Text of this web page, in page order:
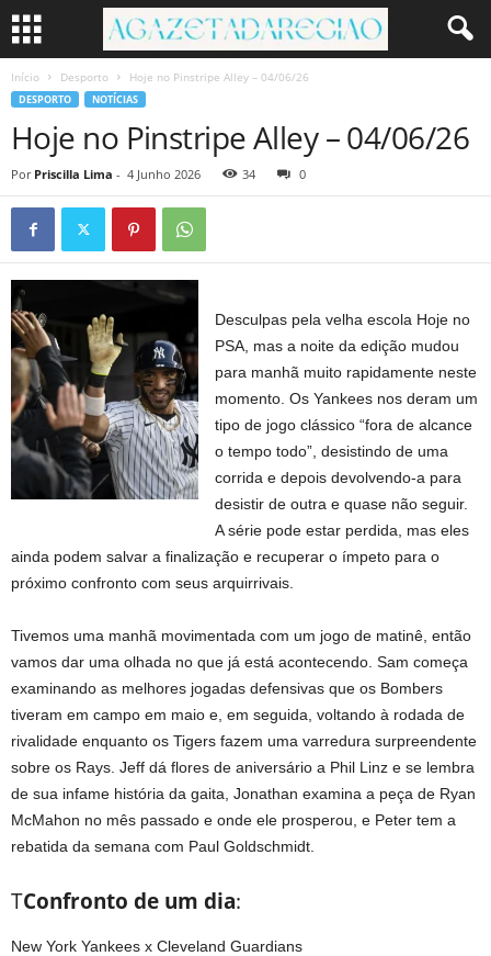
Início Desporto Hoje no Pinstripe Alley – 04/06/26
DESPORTO NOTÍCIAS
Hoje no Pinstripe Alley – 04/06/26
Por Priscilla Lima - 4 Junho 2026 34 0
Desculpas pela velha escola Hoje no
PSA, mas a noite da edição mudou
para manhã muito rapidamente neste
momento. Os Yankees nos deram um
tipo de jogo clássico “fora de alcance
o tempo todo”, desistindo de uma
corrida e depois devolvendo-a para
desistir de outra e quase não seguir.
A série pode estar perdida, mas eles
ainda podem salvar a finalização e recuperar o ímpeto para o
próximo confronto com seus arquirrivais.
Tivemos uma manhã movimentada com um jogo de matinê, então
vamos dar uma olhada no que já está acontecendo. Sam começa
examinando as melhores jogadas defensivas que os Bombers
tiveram em campo em maio e, em seguida, voltando à rodada de
rivalidade enquanto os Tigers fazem uma varredura surpreendente
sobre os Rays. Jeff dá flores de aniversário a Phil Linz e se lembra
de sua infame história da gaita, Jonathan examina a peça de Ryan
McMahon no mês passado e onde ele prosperou, e Peter tem a
rebatida da semana com Paul Goldschmidt.
TConfronto de um dia:
New York Yankees x Cleveland Guardians